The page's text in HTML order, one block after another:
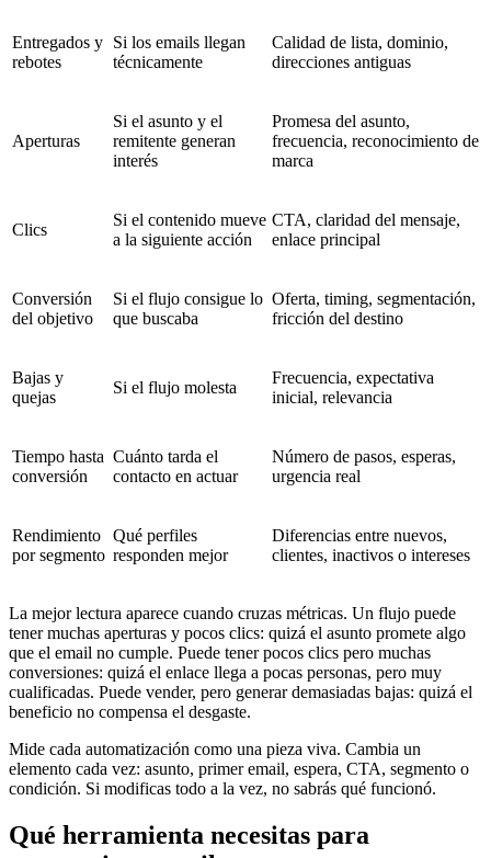
Entregados y
rebotes
Si los emails llegan
técnicamente
Calidad de lista, dominio,
direcciones antiguas
Aperturas
Si el asunto y el
remitente generan
interés
Promesa del asunto,
frecuencia, reconocimiento de
marca
Clics
Si el contenido mueve
a la siguiente acción
CTA, claridad del mensaje,
enlace principal
Conversión
del objetivo
Si el flujo consigue lo
que buscaba
Oferta, timing, segmentación,
fricción del destino
Bajas y
quejas
Si el flujo molesta
Frecuencia, expectativa
inicial, relevancia
Tiempo hasta
conversión
Cuánto tarda el
contacto en actuar
Número de pasos, esperas,
urgencia real
Rendimiento
por segmento
Qué perfiles
responden mejor
Diferencias entre nuevos,
clientes, inactivos o intereses
La mejor lectura aparece cuando cruzas métricas. Un flujo puede
tener muchas aperturas y pocos clics: quizá el asunto promete algo
que el email no cumple. Puede tener pocos clics pero muchas
conversiones: quizá el enlace llega a pocas personas, pero muy
cualificadas. Puede vender, pero generar demasiadas bajas: quizá el
beneficio no compensa el desgaste.
Mide cada automatización como una pieza viva. Cambia un
elemento cada vez: asunto, primer email, espera, CTA, segmento o
condición. Si modificas todo a la vez, no sabrás qué funcionó.
Qué herramienta necesitas para